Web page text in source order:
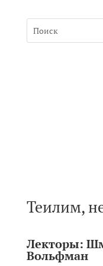
Теилим,
Лекторы:
Вольфман